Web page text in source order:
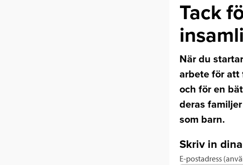
Tack
När du
arbete för att
och för en
deras
som barn.
Skriv in
Fyll
E-postadress